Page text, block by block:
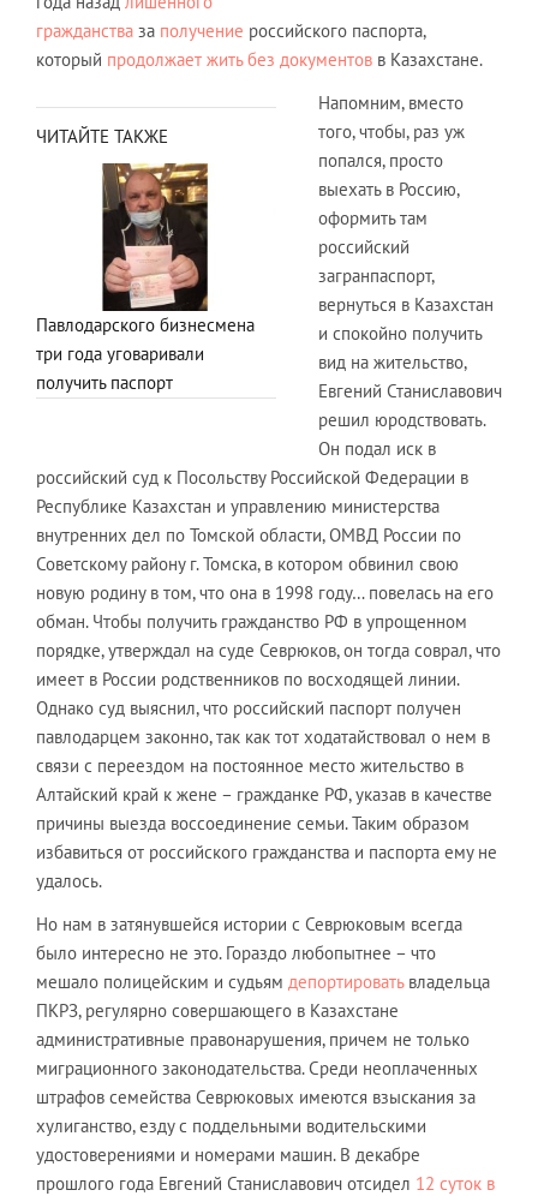
гражданства за получение российского паспорта,
который продолжает жить без документов в Казахстане.
ЧИТАЙТЕ ТАКЖЕ
Павлодарского бизнесмена
три года уговаривали
получить паспорт
Напомним, вместо
того, чтобы, раз уж
попался, просто
выехать в Россию,
оформить там
российский
загранпаспорт,
вернуться в Казахстан
и спокойно получить
вид на жительство,
Евгений Станиславович
решил юродствовать.
Он подал иск в
российский суд к Посольству Российской Федерации в
Республике Казахстан и управлению министерства
внутренних дел по Томской области, ОМВД России по
Советскому району г. Томска, в котором обвинил свою
новую родину в том, что она в 1998 году… повелась на его
обман. Чтобы получить гражданство РФ в упрощенном
порядке, утверждал на суде Севрюков, он тогда соврал, что
имеет в России родственников по восходящей линии.
Однако суд выяснил, что российский паспорт получен
павлодарцем законно, так как тот ходатайствовал о нем в
связи с переездом на постоянное место жительство в
Алтайский край к жене – гражданке РФ, указав в качестве
причины выезда воссоединение семьи. Таким образом
избавиться от российского гражданства и паспорта ему не
удалось.
Но нам в затянувшейся истории с Севрюковым всегда
было интересно не это. Гораздо любопытнее – что
мешало полицейским и судьям депортировать владельца
ПКРЗ, регулярно совершающего в Казахстане
административные правонарушения, причем не только
миграционного законодательства. Среди неоплаченных
штрафов семейства Севрюковых имеются взыскания за
хулиганство, езду с поддельными водительскими
удостоверениями и номерами машин. В декабре
прошлого года Евгений Станиславович отсидел 12 суток в